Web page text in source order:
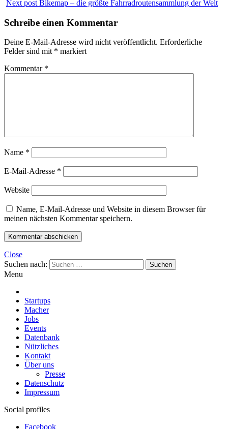
Next post Bikemap – die größte Fahrradroutensammlung der Welt
Schreibe einen Kommentar
Deine E-Mail-Adresse wird nicht veröffentlicht. Erforderliche
Felder sind mit * markiert
Kommentar *
Name *
E-Mail-Adresse *
Website
Name, E-Mail-Adresse und Website in diesem Browser für
meinen nächsten Kommentar speichern.
Close
Suchen nach:
Menu
Startups
Macher
Jobs
Events
Datenbank
Nützliches
Kontakt
Über uns
Presse
Datenschutz
Impressum
Social profiles
Facebook